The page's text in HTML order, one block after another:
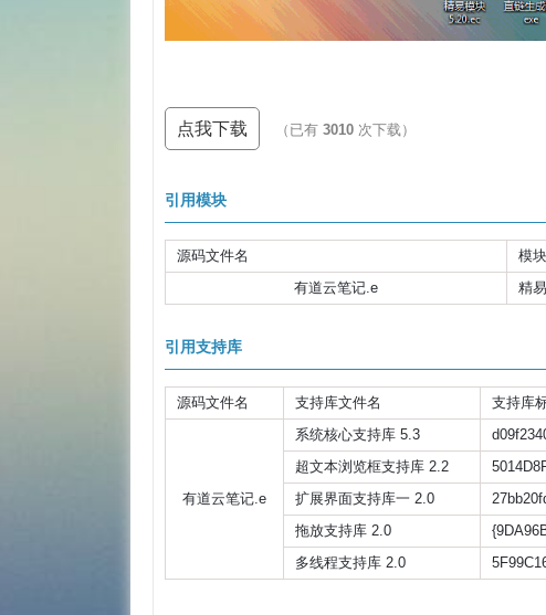
点我下载 （已有 3010 次下载）
引用模块
源码文件名
模
有道云笔记.e
精
引用支持库
源码文件名 支持库文件名 支持库
有道云笔记.e
系统核心支持库 5.3
超文本浏览框支持库 2.2
扩展界面支持库一 2.0
拖放支持库 2.0
多线程支持库 2.0